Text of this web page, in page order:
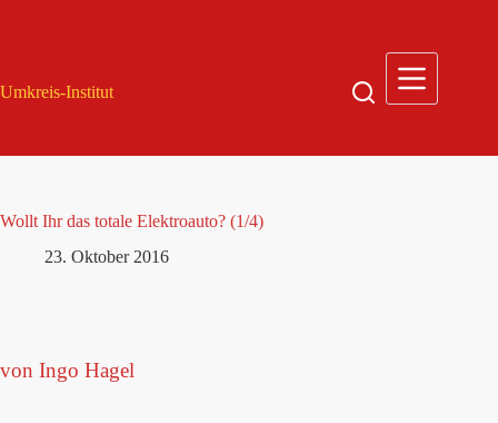
Umkreis-Institut
Wollt Ihr das totale Elektroauto? (1/4)
23. Oktober 2016
von Ingo Hagel